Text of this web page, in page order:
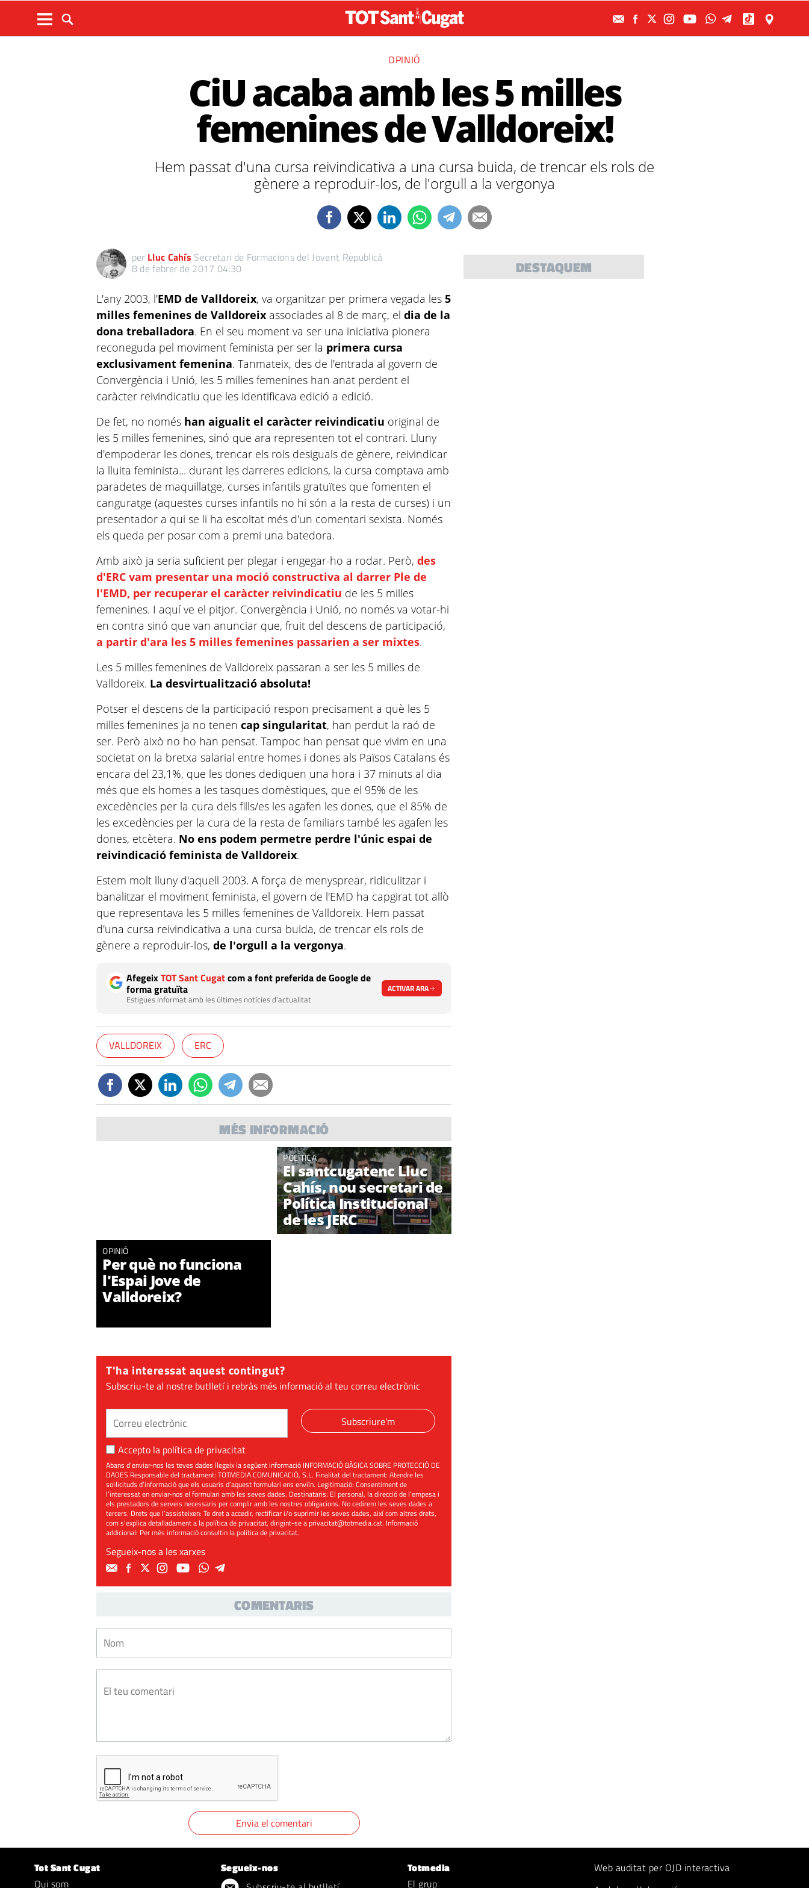
OPINIÓ
CiU acaba amb les 5 milles
femenines de Valldoreix!
Hem passat d'una cursa reivindicativa a una cursa buida, de trencar els rols de
gènere a reproduir-los, de l'orgull a la vergonya
per Lluc Cahís Secretari de Formacions del Jovent Republicà
8 de febrer de 2017 04:30
L'any 2003, l'EMD de Valldoreix, va organitzar per primera vegada les5
milles femenines de Valldoreix associades al 8 de març, eldia de la
dona treballadora. En el seu moment va ser una iniciativa pionera
reconeguda pel moviment feminista per ser la primera cursa
exclusivament femenina. Tanmateix, des de l'entrada al govern de
Convergència i Unió, les 5 milles femenines han anat perdent el
caràcter reivindicatiu que les identificava edició a edició.
De fet, no només han aigualit el caràcter reivindicatiu original de
les 5 milles femenines, sinó que ara representen tot el contrari. Lluny
d'empoderar les dones, trencar els rols desiguals de gènere, reivindicar
la lluita feminista... durant les darreres edicions, la cursa comptava amb
paradetes de maquillatge, curses infantils gratuïtes que fomenten el
canguratge (aquestes curses infantils no hi són a la resta de curses) i un
presentador a qui se li ha escoltat més d'un comentari sexista. Només
els queda per posar com a premi una batedora.
Amb això ja seria suficient per plegar i engegar-ho a rodar. Però, des
d'ERC vam presentar una moció constructiva al darrer Ple de
l'EMD, per recuperar el caràcter reivindicatiu de les 5 milles
femenines. I aquí ve el pitjor. Convergència i Unió, no només va votar-hi
en contra sinó que van anunciar que, fruit del descens de participació,
a partir d'ara les 5 milles femenines passarien a ser mixtes.
Les 5 milles femenines de Valldoreix passaran a ser les 5 milles de
Valldoreix. Ladesvirtualització absoluta!
Potser el descens de la participació respon precisament a què les 5
milles femenines ja no tenencap singularitat, han perdut la raó de
ser. Però això no ho han pensat. Tampoc han pensat que vivim en una
societat on la bretxa salarial entre homes i dones als Països Catalans és
encara del 23,1%, que les dones dediquen una hora i 37 minuts al dia
més que els homes a les tasques domèstiques, que el 95% de les
excedències per la cura dels fills/es les agafen les dones, que el 85% de
les excedències per la cura de la resta de familiars també les agafen les
dones, etcètera. No ens podem permetre perdre l'únic espai de
reivindicació feminista de Valldoreix.
Estem molt lluny d'aquell 2003. A força de menysprear, ridiculitzar i
banalitzar el moviment feminista, el govern de l'EMD ha capgirat tot allò
que representava les 5 milles femenines de Valldoreix. Hem passat
d'una cursa reivindicativa a una cursa buida, de trencar els rols de
gènere a reproduir-los,de l'orgull a la vergonya.
AfegeixTOT Sant Cugatcom a font preferida de Google de
forma gratuïta
Estigues informat amb les últimes notícies d'actualitat
ACTIVAR ARA
VALLDOREIX ERC
MÉS INFORMACIÓ
POLÍTICA
El santcugatenc Lluc
Cahís, nou secretari de
Política Institucional
de les JERC
OPINIÓ
Per què no funciona
l'Espai Jove de
Valldoreix?
T'ha interessat aquest contingut?
Subscriu-te al nostre butlletí i rebràs més informació al teu correu electrònic
Subscriure'm
Accepto la política de privacitat
Abans d’enviar-nos les teves dades llegeix la següent informació INFORMACIÓ BÀSICA SOBRE PROTECCIÓ DE
DADES Responsable del tractament: TOTMEDIA COMUNICACIÓ, S.L. Finalitat del tractament: Atendre les
sol·licituds d’informació que els usuaris d’aquest formulari ens enviïn. Legitimació: Consentiment de
l’interessat en enviar-nos el formulari amb les seves dades. Destinataris: El personal, la direcció de l’empesa i
els prestadors de serveis necessaris per complir amb les nostres obligacions. No cedirem les seves dades a
tercers. Drets que l’assisteixen: Te dret a accedir, rectificar i/o suprimir les seves dades, així com altres drets,
com s’explica detalladament a la política de privacitat, dirigint-se aprivacitat@totmedia.cat. Informació
addicional: Per més informació consultin lapolítica de privacitat.
Segueix-nos a les xarxes
COMENTARIS
DESTAQUEM
Tot Sant Cugat
Qui som
Segueix-nos
Totmedia
El grup
Web auditat per OJD interactiva